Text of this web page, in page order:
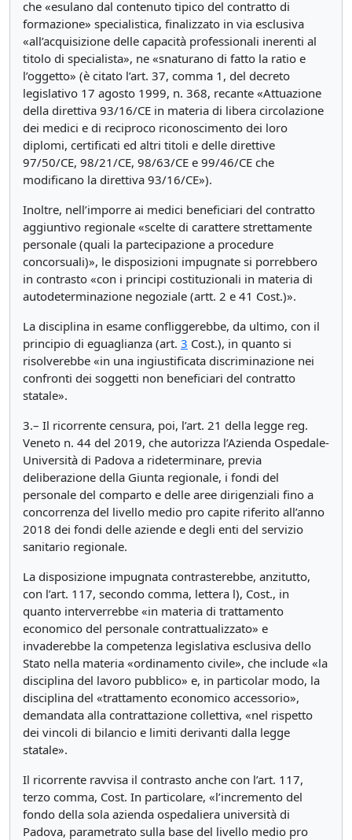
che «esulano dal contenuto tipico del contratto di
formazione» specialistica, finalizzato in via esclusiva
«all’acquisizione delle capacità professionali inerenti al
titolo di specialista», ne «snaturano di fatto la ratio e
l’oggetto» (è citato l’art. 37, comma 1, del decreto
legislativo 17 agosto 1999, n. 368, recante «Attuazione
della direttiva 93/16/CE in materia di libera circolazione
dei medici e di reciproco riconoscimento dei loro
diplomi, certificati ed altri titoli e delle direttive
97/50/CE, 98/21/CE, 98/63/CE e 99/46/CE che
modificano la direttiva 93/16/CE»).
Inoltre, nell’imporre ai medici beneficiari del contratto
aggiuntivo regionale «scelte di carattere strettamente
personale (quali la partecipazione a procedure
concorsuali)», le disposizioni impugnate si porrebbero
in contrasto «con i principi costituzionali in materia di
autodeterminazione negoziale (artt. 2 e 41 Cost.)».
La disciplina in esame confliggerebbe, da ultimo, con il
principio di eguaglianza (art. 3 Cost.), in quanto si
risolverebbe «in una ingiustificata discriminazione nei
confronti dei soggetti non beneficiari del contratto
statale».
3.– Il ricorrente censura, poi, l’art. 21 della legge reg.
Veneto n. 44 del 2019, che autorizza l’Azienda Ospedale-
Università di Padova a rideterminare, previa
deliberazione della Giunta regionale, i fondi del
personale del comparto e delle aree dirigenziali fino a
concorrenza del livello medio pro capite riferito all’anno
2018 dei fondi delle aziende e degli enti del servizio
sanitario regionale.
La disposizione impugnata contrasterebbe, anzitutto,
con l’art. 117, secondo comma, lettera l), Cost., in
quanto interverrebbe «in materia di trattamento
economico del personale contrattualizzato» e
invaderebbe la competenza legislativa esclusiva dello
Stato nella materia «ordinamento civile», che include «la
disciplina del lavoro pubblico» e, in particolar modo, la
disciplina del «trattamento economico accessorio»,
demandata alla contrattazione collettiva, «nel rispetto
dei vincoli di bilancio e limiti derivanti dalla legge
statale».
Il ricorrente ravvisa il contrasto anche con l’art. 117,
terzo comma, Cost. In particolare, «l’incremento del
fondo della sola azienda ospedaliera università di
Padova, parametrato sulla base del livello medio pro